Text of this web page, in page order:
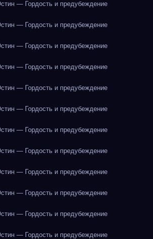
— Гордость и предубеждение
— Гордость и предубеждение
— Гордость и предубеждение
— Гордость и предубеждение
— Гордость и предубеждение
— Гордость и предубеждение
— Гордость и предубеждение
— Гордость и предубеждение
— Гордость и предубеждение
— Гордость и предубеждение
— Гордость и предубеждение
— Гордость и предубеждение